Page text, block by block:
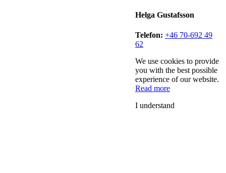
Helga Gustafsson
Telefon: +46 70-692 49
62
We use cookies to provide
you with the best possible
experience of our website.
Read more
I understand